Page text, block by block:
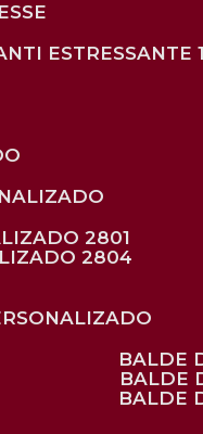
ANTI ESTRESSANTE
2801
2804